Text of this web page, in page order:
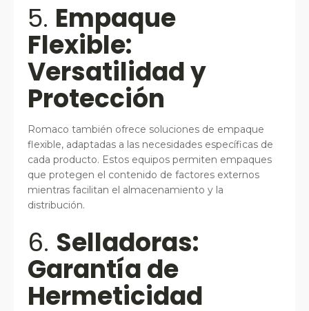
5. Empaque
Flexible:
Versatilidad y
Protección
Romaco también ofrece soluciones de empaque
flexible, adaptadas a las necesidades específicas de
cada producto. Estos equipos permiten empaques
que protegen el contenido de factores externos
mientras facilitan el almacenamiento y la
distribución.
6. Selladoras:
Garantía de
Hermeticidad